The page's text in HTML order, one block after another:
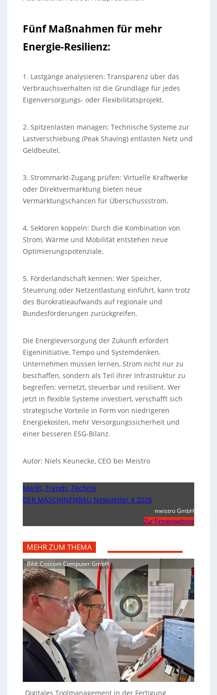
Fünf Maßnahmen für mehr
Energie-Resilienz:
1. Lastgänge analysieren: Transparenz über das
Verbrauchsverhalten ist die Grundlage für jedes
Eigenversorgungs- oder Flexibilitätsprojekt.
2. Spitzenlasten managen: Technische Systeme zur
Lastverschiebung (Peak Shaving) entlasten Netz und
Geldbeutel.
3. Strommarkt-Zugang prüfen: Virtuelle Kraftwerke
oder Direktvermarktung bieten neue
Vermarktungschancen für Überschussstrom.
4. Sektoren koppeln: Durch die Kombination von
Strom, Wärme und Mobilität entstehen neue
Optimierungspotenziale.
5. Förderlandschaft kennen: Wer Speicher,
Steuerung oder Netzentlastung einführt, kann trotz
des Bürokratieaufwands auf regionale und
Bundesförderungen zurückgreifen.
Die Energieversorgung der Zukunft erfordert
Eigeninitiative, Tempo und Systemdenken.
Unternehmen müssen lernen, Strom nicht nur zu
beschaffen, sondern als Teil ihrer Infrastruktur zu
begreifen: vernetzt, steuerbar und resilient. Wer
jetzt in flexible Systeme investiert, verschafft sich
strategische Vorteile in Form von niedrigeren
Energiekosten, mehr Versorgungssicherheit und
einer besseren ESG-Bilanz.
Autor: Niels Keunecke, CEO bei Meistro
Markt, Trends, Technik
DER MASCHINENBAU Newsletter 4 2026
meistro GmbH
Zur Firmenwebsite
MEHR ZUM THEMA
Bild: Coscom Computer GmbH
Digitales Toolmanagement in der Fertigung